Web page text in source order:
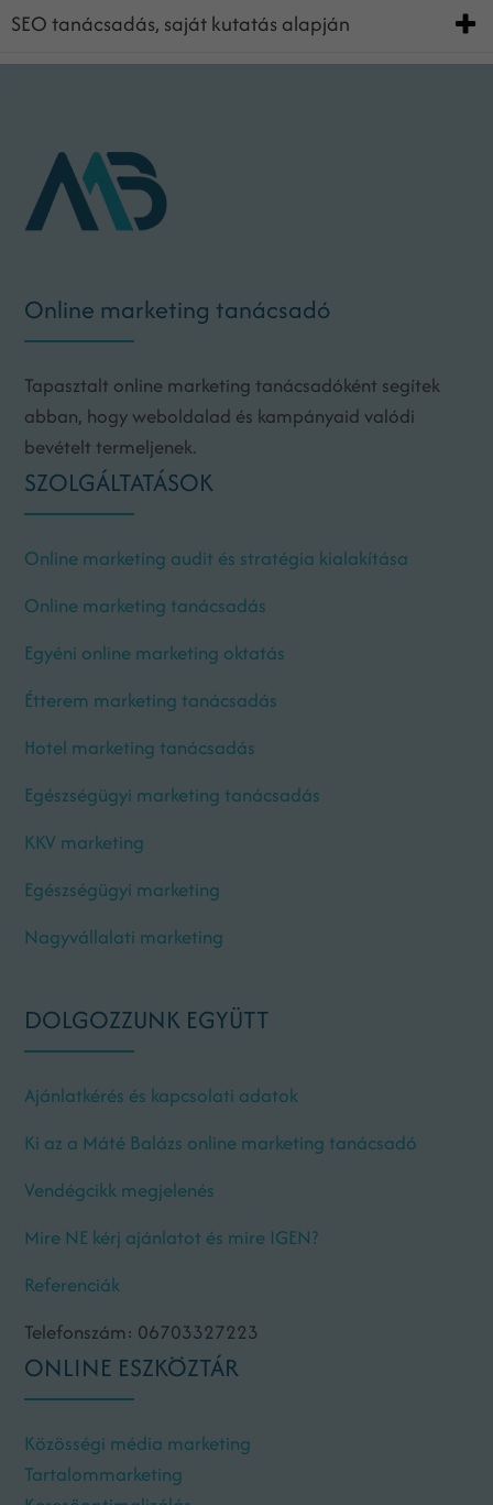
SEO tanácsadás, saját kutatás alapján
Online marketing tanácsadó
Tapasztalt online marketing tanácsadóként segítek
abban, hogy weboldalad és kampányaid valódi
bevételt termeljenek.
SZOLGÁLTATÁSOK
Online marketing audit és stratégia kialakítása
Online marketing tanácsadás
Egyéni online marketing oktatás
Étterem marketing tanácsadás
Hotel marketing tanácsadás
Egészségügyi marketing tanácsadás
KKV marketing
Egészségügyi marketing
Nagyvállalati marketing
DOLGOZZUNK EGYÜTT
Ajánlatkérés és kapcsolati adatok
Ki az a Máté Balázs online marketing tanácsadó
Vendégcikk megjelenés
Mire NE kérj ajánlatot és mire IGEN?
Referenciák
Telefonszám: 06703327223
ONLINE ESZKÖZTÁR
Közösségi média marketing
Tartalommarketing